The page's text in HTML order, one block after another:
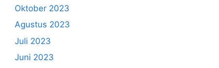
Oktober 2023
Agustus 2023
Juli 2023
Juni 2023